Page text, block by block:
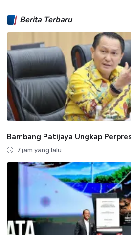
Berita Terbaru
Bambang Patijaya Ungkap
7 jam yang lalu